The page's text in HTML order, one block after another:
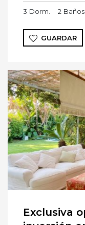
3 Dorm. 2 Baños
GUARDAR
Exclusiva